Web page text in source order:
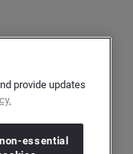
provide updates
essential